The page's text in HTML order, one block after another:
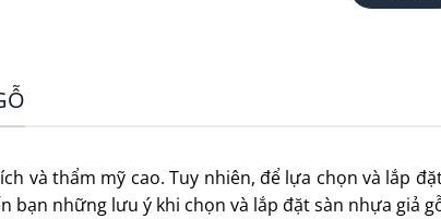
và thẩm mỹ cao. Tuy nhiên, để lựa chọn và lắp
những lưu ý khi chọn và lắp đặt sàn nhựa giả